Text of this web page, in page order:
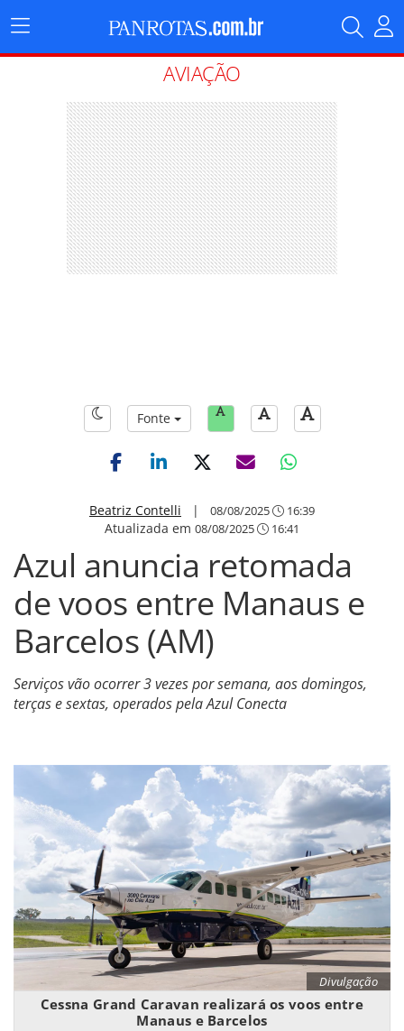
Menu
Principal
AVIAÇÃO
Fonte
Beatriz Contelli | 08/08/2025 16:39
Atualizada em 08/08/2025 16:41
Azul anuncia retomada
de voos entre Manaus e
Barcelos (AM)
Serviços vão ocorrer 3 vezes por semana, aos domingos,
terças e sextas, operados pela Azul Conecta
Divulgação
Cessna Grand Caravan realizará os voos entre
Manaus e Barcelos